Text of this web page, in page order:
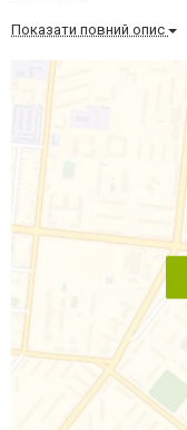
Показати повний опис